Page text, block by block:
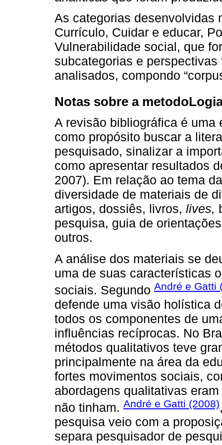
As categorias desenvolvidas
Currículo, Cuidar e educar,
Vulnerabilidade social, que
subcategorias e
analisados, compondo
Notas sobre a
A revisão bibliográfica é uma
como propósito buscar a
pesquisado, sinalizar a
como apresentar resultados
2007). Em relação ao tema
diversidade de materiais de
artigos, dossiês, livros, lives,
pesquisa, guia de
outros.
A análise dos materiais se
uma de suas características
sociais. Segundo André e Gatti
defende uma visão holística
todos os componentes de
influências recíprocas. No
métodos qualitativos teve
principalmente na área da
fortes movimentos sociais,
abordagens qualitativas
não tinham. André e Gatti (2008)
pesquisa veio com a
separa pesquisador de